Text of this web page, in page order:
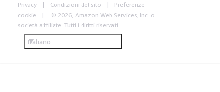
Privacy Condizioni del sito
Preferenze
cookie
© 2026, Amazon Web Services, Inc. o
società affiliate. Tutti i diritti riservati.
Italiano